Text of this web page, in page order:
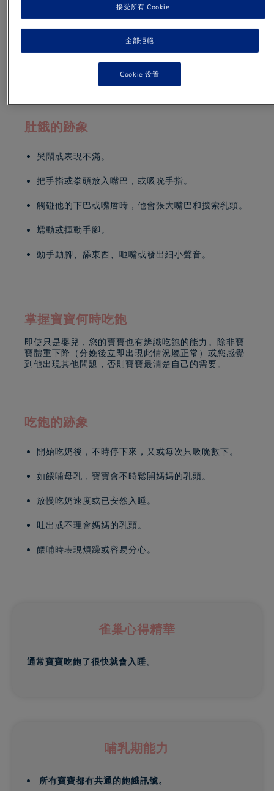
與換尿片等其他需要相比，辨識寶寶的肚餓訊號相對容
易。雖然並非所有寶寶的反應都一樣，但下列指引可助
肚餓的跡象
哭鬧或表現不滿。
把手指或拳頭放入嘴巴，或吸吮手指。
觸碰他的下巴或嘴唇時，他會張大嘴巴和搜索乳頭。
蠕動或揮動手腳。
動手動腳、舔東西、咂嘴或發出細小聲音。
掌握寶寶何時吃飽
即使只是嬰兒，您的寶寶也有辨識吃飽的能力。除非寶
寶體重下降（分娩後立即出現此情況屬正常）或您感覺
到他出現其他問題，否則寶寶最清楚自己的需要。
吃飽的跡象
開始吃奶後，不時停下來，又或每次只吸吮數下。
如餵哺母乳，寶寶會不時鬆開媽媽的乳頭。
放慢吃奶速度或已安然入睡。
吐出或不理會媽媽的乳頭。
餵哺時表現煩躁或容易分心。
雀巢心得精華
通常寶寶吃飽了很快就會入睡。
哺乳期能力
所有寶寶都有共通的飽餓訊號。
全部拒絕
接受所有 Cookie
Cookie 设置